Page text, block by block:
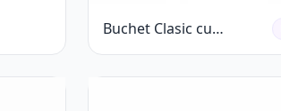
Buchet Clasic cu
Trandafiri Roșii și